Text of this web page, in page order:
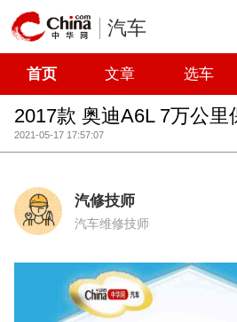
汽车
首页 文章 选车
2017款 奥迪A6L 7万公里
2021-05-17 17:57:07
汽修技师
汽车维修技师